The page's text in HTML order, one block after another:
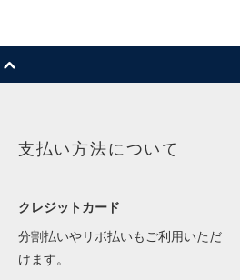
支払い方法について
クレジットカード
分割払いやリボ払いもご利用いただ
けます。